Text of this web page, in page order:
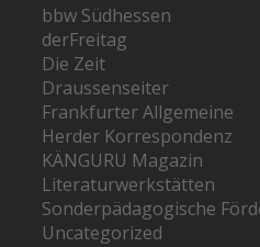
bbw Südhessen
derFreitag
Die Zeit
Draussenseiter
Frankfurter Allgemeine
Herder Korrespondenz
KÄNGURU Magazin
Literaturwerkstätten
Sonderpädagogische
Uncategorized